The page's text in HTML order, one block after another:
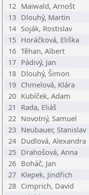
12 Maiwald, Arnošt
13 Dlouhý, Martin
14 Soják, Rostislav
15 Horáčková, Eliška
16 Těhan, Albert
17 Pádivý, Jan
18 Dlouhý, Šimon
19 Chmelová, Klára
20 Kubíček, Adam
21
Rada, Eliáš
22 Novotný, Samuel
23 Neubauer, Stanislav
24 Dudlová, Alexandra
25 Drahošová, Anna
26 Boháč, Jan
27 Klepek, Jindřich
28 Cimprich, David